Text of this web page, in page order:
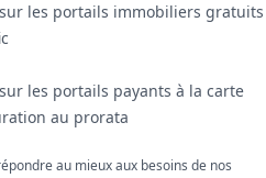
les portails immobiliers gratuits
les portails payants à la carte
au prorata
au mieux aux besoins de nos